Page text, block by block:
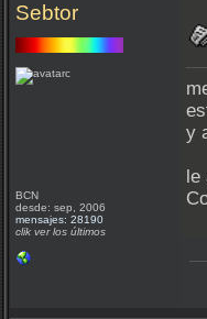
Sebtor
BCN
desde: sep, 2006
mensajes: 28190
clik ver los últimos
y
le